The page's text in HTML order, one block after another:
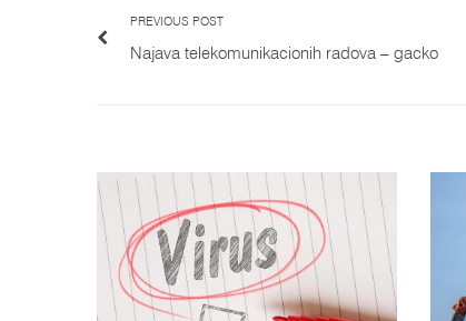
PREVIOUS POST
Najava telekomunikacionih radova – gacko